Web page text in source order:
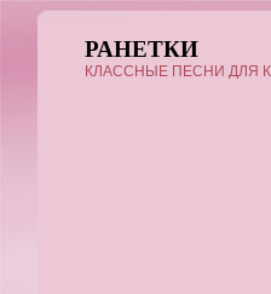
РАНЕТКИ
КЛАССНЫЕ ПЕСНИ ДЛЯ